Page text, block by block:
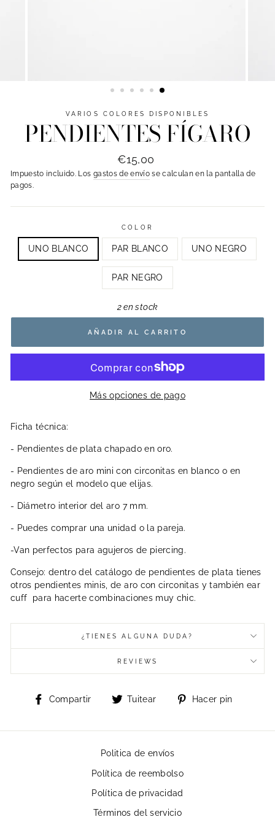
VARIOS COLORES DISPONIBLES
PENDIENTES FÍGARO
Precio
habitual
Precio
de
oferta
€15,00
Impuesto incluido. Los gastos de envíose calculan en la pantalla de
pagos.
COLOR
UNO BLANCO PAR BLANCO UNO NEGRO
PAR NEGRO
2 en stock
AÑADIR AL CARRITO
Más opciones de pago
Ficha técnica:
- Pendientes de plata chapado en oro.
- Pendientes de aro mini con circonitas en blanco o en
negro según el modelo que elijas.
- Diámetro interior del aro 7 mm.
- Puedes comprar una unidad o la pareja.
-Van perfectos para agujeros de piercing.
Consejo: dentro del catálogo de pendientes de plata tienes
otros pendientes minis, de aro con circonitas y también ear
cuff para hacerte combinaciones muy chic.
¿TIENES ALGUNA DUDA?
REVIEWS
Compartir
Compartir
Tuitear
TuitearHacer pin
Politica de envíos
Política de reembolso
Política de privacidad
Términos del servicio